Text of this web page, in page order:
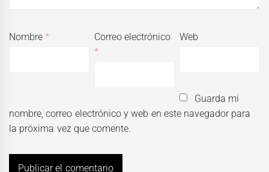
Nombre*
Correo electrónico
*
Web
Guarda mi
nombre, correo electrónico y web en este navegador para
la próxima vez que comente.